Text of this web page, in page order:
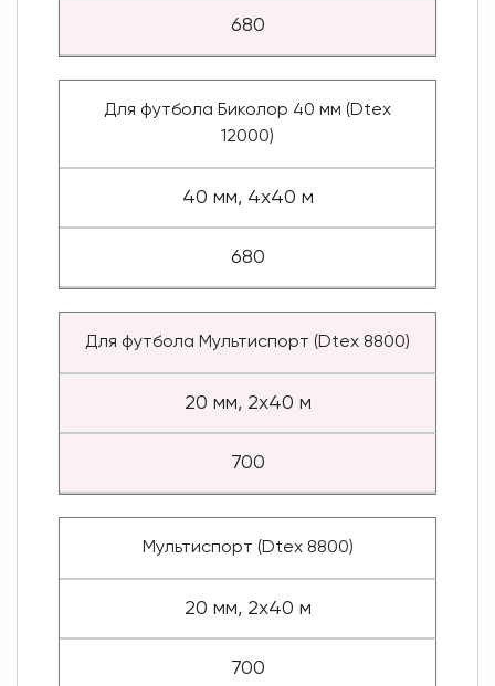
680
Для футбола Биколор 40 мм (Dtex
12000)
40 мм, 4x40 м
680
Для футбола Мультиспорт (Dtex 8800)
20 мм, 2x40 м
700
Мультиспорт (Dtex 8800)
20 мм, 2x40 м
700